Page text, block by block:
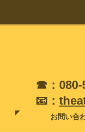
☎︎：080-
📧：
お問い合わ